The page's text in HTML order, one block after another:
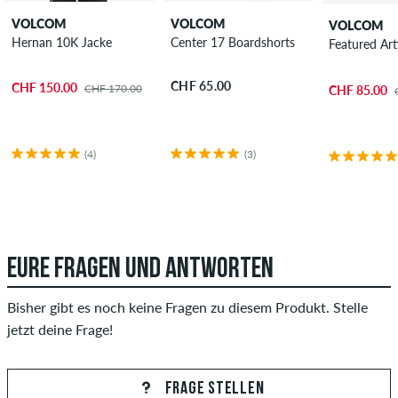
VOLCOM
Hernan 10K Jacke
CHF 150.00 CHF 170.00
(4)
VOLCOM
Center 17 Boardshorts
CHF 65.00
(3)
VOLCOM
Featured
CHF 85.00
EURE FRAGEN UND ANTWORTEN
Bisher gibt es noch keine Fragen zu diesem Produkt. Stelle
jetzt deine Frage!
FRAGE STELLEN